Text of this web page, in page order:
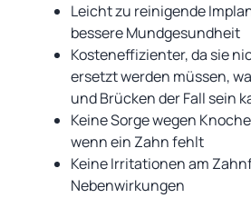
Leicht zu reinigende
bessere Mundgesundheit
Kosteneffizienter, da sie
ersetzt werden müssen,
und Brücken der Fall sein
Keine Sorge wegen
wenn ein Zahn fehlt
Keine Irritationen am
Nebenwirkungen